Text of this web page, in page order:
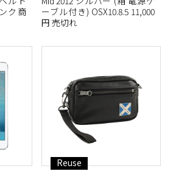
ク商
ーブル付き) OSX10.8.5 11,000
円 売切れ
Reuse